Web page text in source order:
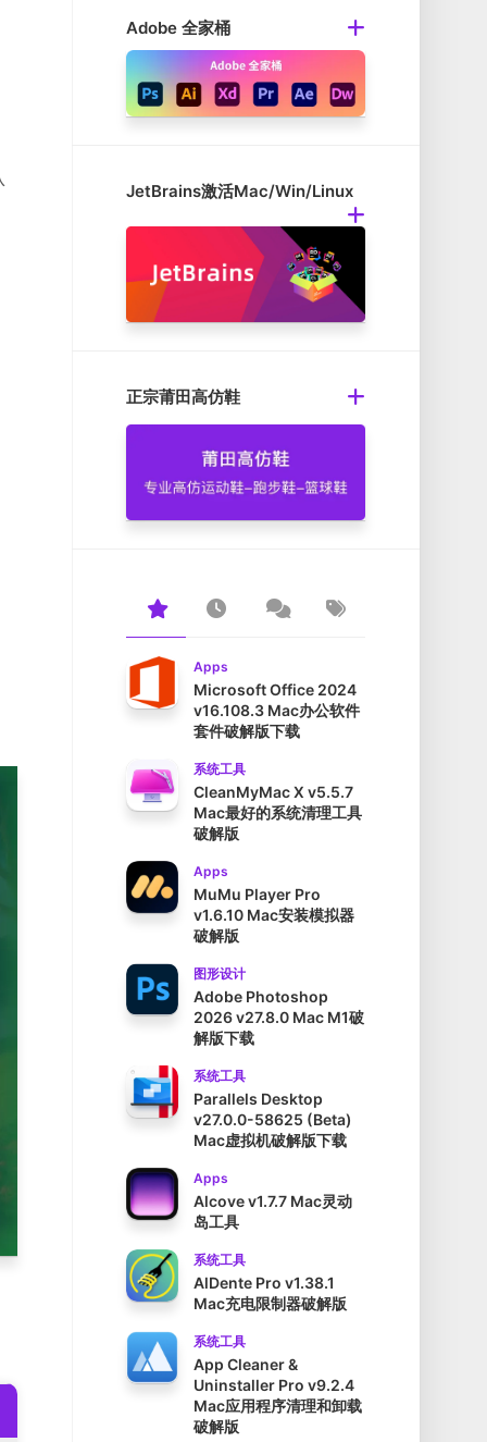
Adobe 全家桶
JetBrains激活Mac/Win/Linux
正宗莆田高仿鞋
Apps
Microsoft Office 2024
v16.108.3 Mac办公软件
套件破解版下载
系统工具
CleanMyMac X v5.5.7
Mac最好的系统清理工具
破解版
Apps
MuMu Player Pro
v1.6.10 Mac安装模拟器
破解版
图形设计
Adobe Photoshop
2026 v27.8.0 Mac M1破
解版下载
系统工具
Parallels Desktop
v27.0.0-58625 (Beta)
Mac虚拟机破解版下载
Apps
Alcove v1.7.7 Mac灵动
岛工具
系统工具
AlDente Pro v1.38.1
Mac充电限制器破解版
系统工具
App Cleaner &
Uninstaller Pro v9.2.4
Mac应用程序清理和卸载
破解版